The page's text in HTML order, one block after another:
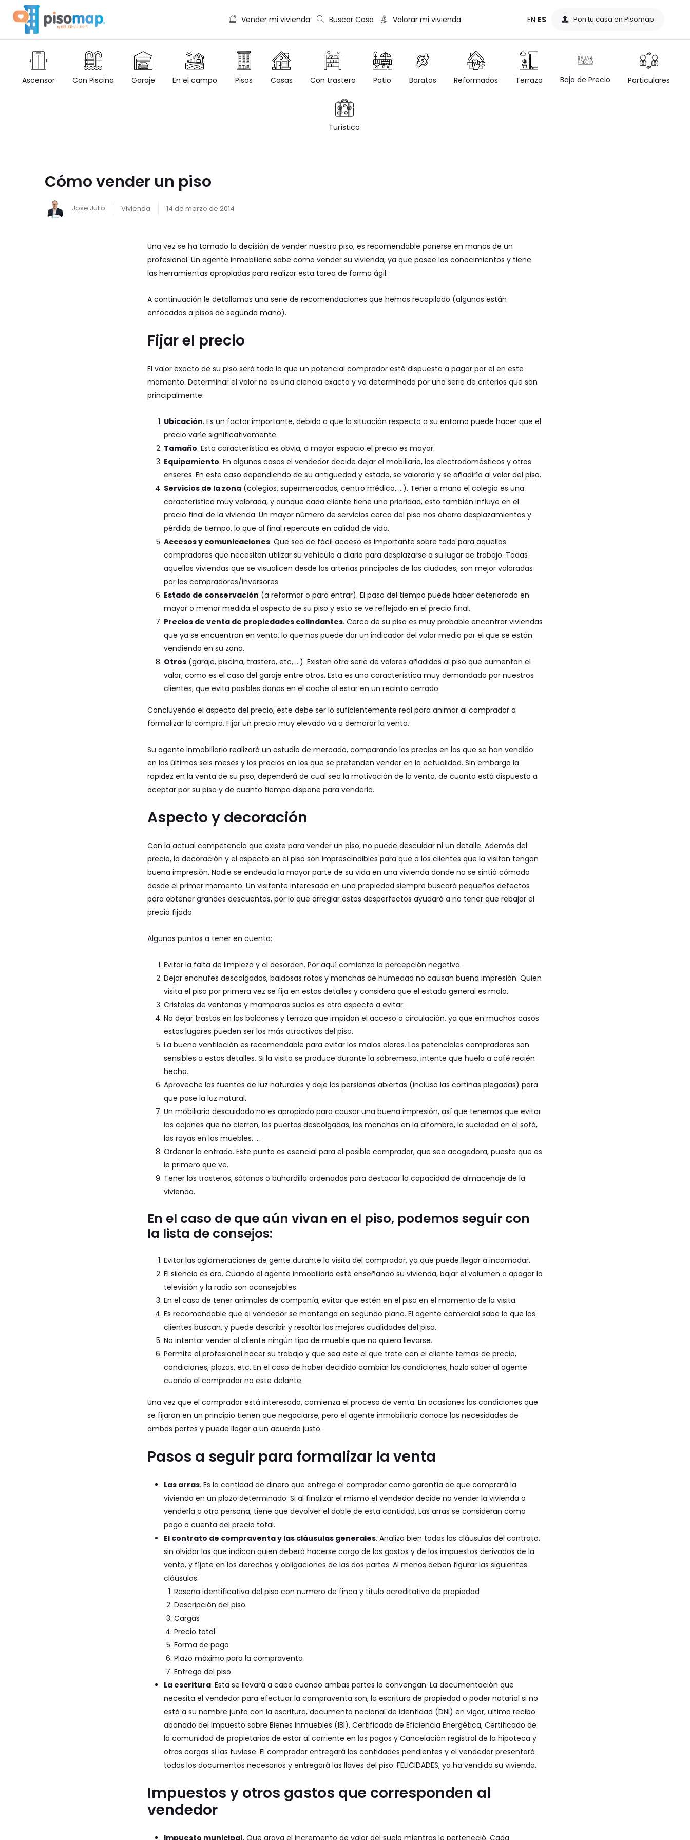
Vender mi vivienda Buscar Casa Valorar mi vivienda EN ES Pon tu casa en Pisomap
Ascensor Con Piscina Garaje En el campo Pisos Casas Con trastero Patio Baratos Reformados Terraza Baja de Precio Particulares
Turístico
Cómo vender un piso
Jose Julio Vivienda 14 de marzo de 2014
Una vez se ha tomado la decisión de vender nuestro piso, es recomendable ponerse en manos de un
profesional. Un agente inmobiliario sabe como vender su vivienda, ya que posee los conocimientos y tiene
las herramientas apropiadas para realizar esta tarea de forma ágil.
A continuación le detallamos una serie de recomendaciones que hemos recopilado (algunos están
enfocados a pisos de segunda mano).
Fijar el precio
El valor exacto de su piso será todo lo que un potencial comprador esté dispuesto a pagar por el en este
momento. Determinar el valor no es una ciencia exacta y va determinado por una serie de criterios que son
principalmente:
Ubicación. Es un factor importante, debido a que la situación respecto a su entorno puede hacer que el
precio varíe significativamente.
Tamaño. Esta característica es obvia, a mayor espacio el precio es mayor.
Equipamiento. En algunos casos el vendedor decide dejar el mobiliario, los electrodomésticos y otros
enseres. En este caso dependiendo de su antigüedad y estado, se valoraría y se añadiría al valor del piso.
Servicios de la zona (colegios, supermercados, centro médico, …). Tener a mano el colegio es una
característica muy valorada, y aunque cada cliente tiene una prioridad, esto también influye en el
precio final de la vivienda. Un mayor número de servicios cerca del piso nos ahorra desplazamientos y
pérdida de tiempo, lo que al final repercute en calidad de vida.
Accesos y comunicaciones. Que sea de fácil acceso es importante sobre todo para aquellos
compradores que necesitan utilizar su vehículo a diario para desplazarse a su lugar de trabajo. Todas
aquellas viviendas que se visualicen desde las arterias principales de las ciudades, son mejor valoradas
por los compradores/inversores.
Estado de conservación (a reformar o para entrar). El paso del tiempo puede haber deteriorado en
mayor o menor medida el aspecto de su piso y esto se ve reflejado en el precio final.
Precios de venta de propiedades colindantes. Cerca de su piso es muy probable encontrar viviendas
que ya se encuentran en venta, lo que nos puede dar un indicador del valor medio por el que se están
vendiendo en su zona.
Otros (garaje, piscina, trastero, etc, …). Existen otra serie de valores añadidos al piso que aumentan el
valor, como es el caso del garaje entre otros. Esta es una característica muy demandado por nuestros
clientes, que evita posibles daños en el coche al estar en un recinto cerrado.
Concluyendo el aspecto del precio, este debe ser lo suficientemente real para animar al comprador a
formalizar la compra. Fijar un precio muy elevado va a demorar la venta.
Su agente inmobiliario realizará un estudio de mercado, comparando los precios en los que se han vendido
en los últimos seis meses y los precios en los que se pretenden vender en la actualidad. Sin embargo la
rapidez en la venta de su piso, dependerá de cual sea la motivación de la venta, de cuanto está dispuesto a
aceptar por su piso y de cuanto tiempo dispone para venderla.
Aspecto y decoración
Con la actual competencia que existe para vender un piso, no puede descuidar ni un detalle. Además del
precio, la decoración y el aspecto en el piso son imprescindibles para que a los clientes que la visitan tengan
buena impresión. Nadie se endeuda la mayor parte de su vida en una vivienda donde no se sintió cómodo
desde el primer momento. Un visitante interesado en una propiedad siempre buscará pequeños defectos
para obtener grandes descuentos, por lo que arreglar estos desperfectos ayudará a no tener que rebajar el
precio fijado.
Algunos puntos a tener en cuenta:
Evitar la falta de limpieza y el desorden. Por aquí comienza la percepción negativa.
Dejar enchufes descolgados, baldosas rotas y manchas de humedad no causan buena impresión. Quien
visita el piso por primera vez se fija en estos detalles y considera que el estado general es malo.
Cristales de ventanas y mamparas sucios es otro aspecto a evitar.
No dejar trastos en los balcones y terraza que impidan el acceso o circulación, ya que en muchos casos
estos lugares pueden ser los más atractivos del piso.
La buena ventilación es recomendable para evitar los malos olores. Los potenciales compradores son
sensibles a estos detalles. Si la visita se produce durante la sobremesa, intente que huela a café recién
hecho.
Aproveche las fuentes de luz naturales y deje las persianas abiertas (incluso las cortinas plegadas) para
que pase la luz natural.
Un mobiliario descuidado no es apropiado para causar una buena impresión, así que tenemos que evitar
los cajones que no cierran, las puertas descolgadas, las manchas en la alfombra, la suciedad en el sofá,
las rayas en los muebles, …
Ordenar la entrada. Este punto es esencial para el posible comprador, que sea acogedora, puesto que es
lo primero que ve.
Tener los trasteros, sótanos o buhardilla ordenados para destacar la capacidad de almacenaje de la
vivienda.
En el caso de que aún vivan en el piso, podemos seguir con
la lista de consejos:
Evitar las aglomeraciones de gente durante la visita del comprador, ya que puede llegar a incomodar.
El silencio es oro. Cuando el agente inmobiliario esté enseñando su vivienda, bajar el volumen o apagar la
televisión y la radio son aconsejables.
En el caso de tener animales de compañía, evitar que estén en el piso en el momento de la visita.
Es recomendable que el vendedor se mantenga en segundo plano. El agente comercial sabe lo que los
clientes buscan, y puede describir y resaltar las mejores cualidades del piso.
No intentar vender al cliente ningún tipo de mueble que no quiera llevarse.
Permite al profesional hacer su trabajo y que sea este el que trate con el cliente temas de precio,
condiciones, plazos, etc. En el caso de haber decidido cambiar las condiciones, hazlo saber al agente
cuando el comprador no este delante.
Una vez que el comprador está interesado, comienza el proceso de venta. En ocasiones las condiciones que
se fijaron en un principio tienen que negociarse, pero el agente inmobiliario conoce las necesidades de
ambas partes y puede llegar a un acuerdo justo.
Pasos a seguir para formalizar la venta
Las arras. Es la cantidad de dinero que entrega el comprador como garantía de que comprará la
vivienda en un plazo determinado. Si al finalizar el mismo el vendedor decide no vender la vivienda o
venderla a otra persona, tiene que devolver el doble de esta cantidad. Las arras se consideran como
pago a cuenta del precio total.
El contrato de compraventa y las cláusulas generales. Analiza bien todas las cláusulas del contrato,
sin olvidar las que indican quien deberá hacerse cargo de los gastos y de los impuestos derivados de la
venta, y fíjate en los derechos y obligaciones de las dos partes. Al menos deben figurar las siguientes
cláusulas:
Reseña identificativa del piso con numero de finca y titulo acreditativo de propiedad
Descripción del piso
Cargas
Precio total
Forma de pago
Plazo máximo para la compraventa
Entrega del piso
La escritura. Esta se llevará a cabo cuando ambas partes lo convengan. La documentación que
necesita el vendedor para efectuar la compraventa son, la escritura de propiedad o poder notarial si no
está a su nombre junto con la escritura, documento nacional de identidad (DNI) en vigor, ultimo recibo
abonado del Impuesto sobre Bienes Inmuebles (IBI), Certificado de Eficiencia Energética, Certificado de
la comunidad de propietarios de estar al corriente en los pagos y Cancelación registral de la hipoteca y
otras cargas si las tuviese. El comprador entregará las cantidades pendientes y el vendedor presentará
todos los documentos necesarios y entregará las llaves del piso. FELICIDADES, ya ha vendido su vivienda.
Impuestos y otros gastos que corresponden al
vendedor
Impuesto municipal. Que grava el incremento de valor del suelo mientras le perteneció. Cada